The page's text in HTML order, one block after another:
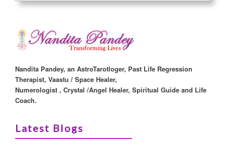
Nandita Pandey, an AstroTarotloger, Past Life Regression
Therapist, Vaastu / Space Healer,
Numerologist , Crystal /Angel Healer, Spiritual Guide and Life
Coach.
Latest Blogs